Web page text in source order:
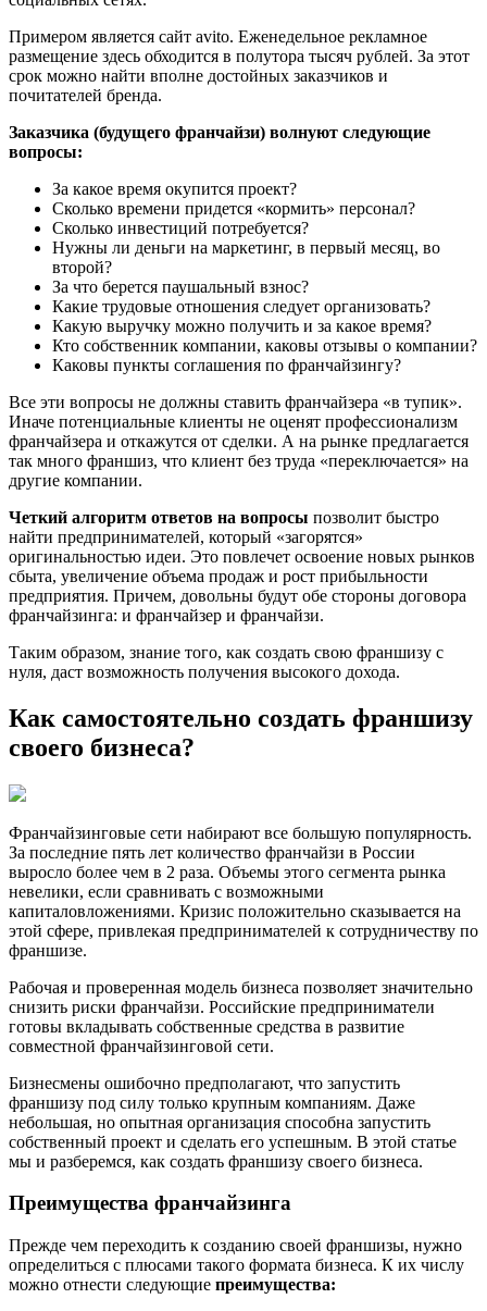
Примером является cайт avito. Еженедельное рекламное
размещение здесь обходится в полутора тысяч рублей. За этот
срок можно найти вполне достойных заказчиков и
почитателей бренда.
Заказчика (будущего франчайзи) волнуют следующие
вопросы:
За какое время окупится проект?
Сколько времени придется «кормить» персонал?
Сколько инвестиций потребуется?
Нужны ли деньги на маркетинг, в первый месяц, во
второй?
За что берется паушальный взнос?
Какие трудовые отношения следует организовать?
Какую выручку можно получить и за какое время?
Кто собственник компании, каковы отзывы о компании?
Каковы пункты соглашения по франчайзингу?
Все эти вопросы не должны ставить франчайзера «в тупик».
Иначе потенциальные клиенты не оценят профессионализм
франчайзера и откажутся от сделки. А на рынке предлагается
так много франшиз, что клиент без труда «переключается» на
другие компании.
Четкий алгоритм ответов на вопросы позволит быстро
найти предпринимателей, который «загорятся»
оригинальностью идеи. Это повлечет освоение новых рынков
сбыта, увеличение объема продаж и рост прибыльности
предприятия. Причем, довольны будут обе стороны договора
франчайзинга: и франчайзер и франчайзи.
Таким образом, знание того, как создать свою франшизу с
нуля, даст возможность получения высокого дохода.
Как самостоятельно создать франшизу
своего бизнеса?
Франчайзинговые сети набирают все большую популярность.
За последние пять лет количество франчайзи в России
выросло более чем в 2 раза. Объемы этого сегмента рынка
невелики, если сравнивать с возможными
капиталовложениями. Кризис положительно сказывается на
этой сфере, привлекая предпринимателей к сотрудничеству по
франшизе.
Рабочая и проверенная модель бизнеса позволяет значительно
снизить риски франчайзи. Российские предприниматели
готовы вкладывать собственные средства в развитие
совместной франчайзинговой сети.
Бизнесмены ошибочно предполагают, что запустить
франшизу под силу только крупным компаниям. Даже
небольшая, но опытная организация способна запустить
собственный проект и сделать его успешным. В этой статье
мы и разберемся, как создать франшизу своего бизнеса.
Преимущества франчайзинга
Прежде чем переходить к созданию своей франшизы, нужно
определиться с плюсами такого формата бизнеса. К их числу
можно отнести следующие преимущества: